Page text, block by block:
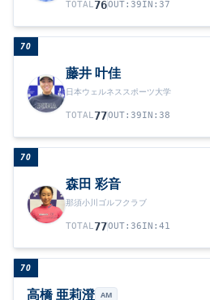
TOTAL76OUT: 39IN : 37
70
藤井 叶佳
日本ウェルネススポーツ大学
TOTAL77OUT: 39IN : 38
70
森田 彩音
那須小川ゴルフクラブ
TOTAL77OUT: 36IN : 41
70
高橋 亜莉澄 AM